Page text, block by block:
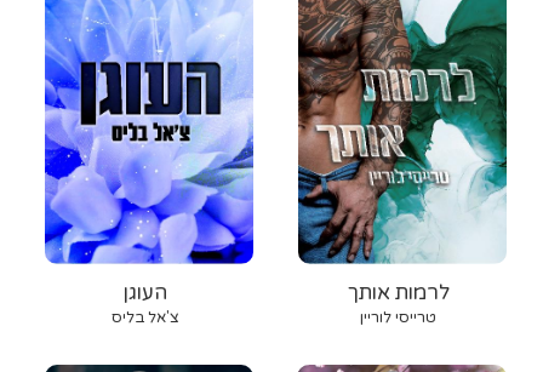
העוגן
צ'אל בליס
לרמות אותך
טרייסי לוריין